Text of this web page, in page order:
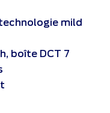
technologie mild
boîte DCT 7